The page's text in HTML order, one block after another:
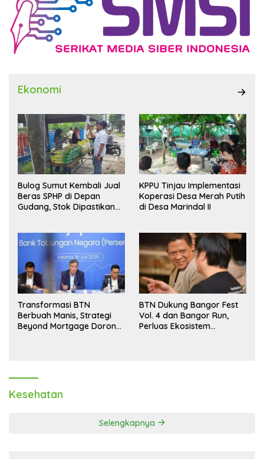
Ekonomi
Bulog Sumut Kembali Jual
Beras SPHP di Depan
Gudang, Stok Dipastikan
KPPU Tinjau Implementasi
Koperasi Desa Merah Putih
di Desa Marindal II
Transformasi BTN
Berbuah Manis, Strategi
Beyond Mortgage Dorong
BTN Dukung Bangor Fest
Vol. 4 dan Bangor Run,
Perluas Ekosistem
Kesehatan
Selengkapnya